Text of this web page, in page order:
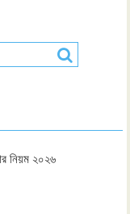
নিয়ম ২০২৬